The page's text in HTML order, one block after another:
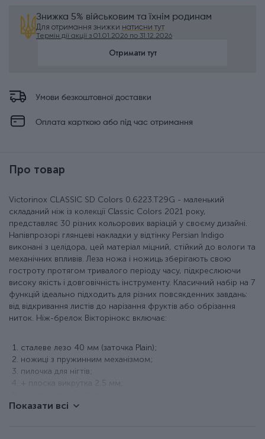
Знижка 5% військовим та їхнім родинам
Для отримання знижки натисни тут
Термін дії акції з 01.01.2026 по 31.12.2026
Отримати тут
Умови безкоштовної доставки
Оплата карткою або під час отримання
Про товар
Victorinox CLASSIC SD Colors 0.6223.T29G - маленький
складаний ніж із колекції Classic Colors 2021 року,
представляє 30 різних кольорових варіацій у своєму дизайні.
Напівпрозорі глянцеві накладки у відтінку Persian Indigo
виконані з целідора, цей матеріал міцний, стійкий до вологи та
механічних впливів. Леза ножа і ножиць зберігають свою
гостроту протягом тривалого періоду часу, підкреслюючи
високу якість і довговічність інструменту. Класичний набір на 7
функцій ідеально підходить для різних повсякденних завдань:
від відкривання листів до нарізання фруктів або обрізання
ниток. Ніж-брелок Вікторінокс включає:
сталеве лезо 40 мм (заточка Plain);
ножиці з пружинним механізмом;
пилочка для нігтів;
+ плоска викрутка 2,5 мм;
пластикова зубочистка;
Показати всі